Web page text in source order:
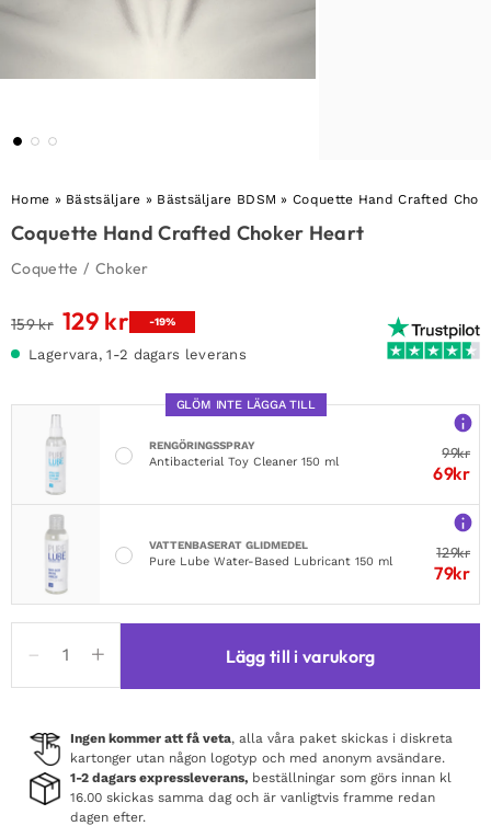
Home » Bästsäljare » Bästsäljare BDSM »Coquette Hand Crafted
Coquette Hand Crafted Choker Heart
Coquette / Choker
159kr Det
priset
129 krDet
priset
129 kr.
-19%
Lagervara, 1-2 dagars leverans
GLÖM INTE LÄGGA TILL
RENGÖRINGSSPRAY
Antibacterial Toy Cleaner 150 ml
99kr
69kr
VATTENBASERAT GLIDMEDEL
Pure Lube Water-Based Lubricant 150 ml
129kr
79kr
Hand
Crafted
Heart
mängd
Lägg till i varukorg
Ingen kommer att få veta, alla våra paket skickas i diskreta
kartonger utan någon logotyp och med anonym avsändare.
1-2 dagars expressleverans, beställningar som görs innan kl
16.00 skickas samma dag och är vanligtvis framme redan
dagen efter.